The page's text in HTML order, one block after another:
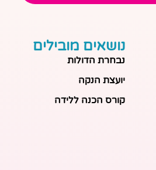
נושאים מובילים
נבחרת הדולות
יועצת הנקה
קורס הכנה ללידה